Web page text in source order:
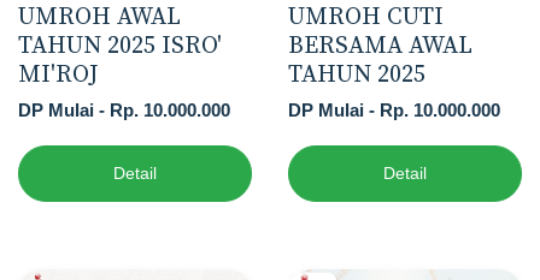
UMROH AWAL
TAHUN 2025 ISRO'
MI'ROJ
DP Mulai - Rp. 10.000.000
Detail
UMROH CUTI
BERSAMA AWAL
TAHUN 2025
DP Mulai - Rp. 10.000.000
Detail